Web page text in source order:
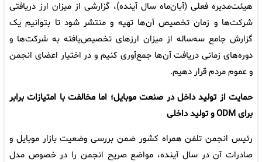
هیئت‌مدیره فعلی (آبان‌ماه سال آینده)، گزارشی از میزان ارز دریافتی
شرکت‌ها و زمان تخصیص آن‌ها تهیه و منتشر شود تا بتوانیم یک
گزارش جامع سه‌ساله از میزان ارزهای تخصیص‌یافته به شرکت‌ها و
دوره‌های زمانی دریافت آن‌ها جمع‌آوری کنیم و در اختیار اعضای انجمن
و عموم مردم قرار دهیم.
حمایت از تولید داخل در صنعت موبایل؛ اما مخالفت با امتیازات برابر
برای ODM و تولید داخلی
رئیس انجمن تلفن همراه کشور ضمن بررسی وضعیت بازار موبایل و
صادرات آن در سال آینده، مواضع صریح انجمن را در خصوص مدل